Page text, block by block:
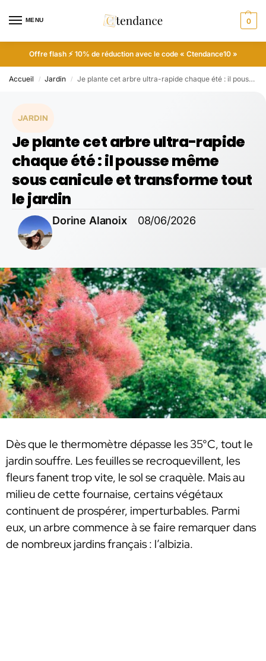
MENU 0
Offre flash ⚡ 10% de réduction avec le code « Ctendance10 »
Accueil / Jardin / Je plante cet arbre ultra-rapide chaque été : il pousse même sous canicule et transforme tout le jardin
JARDIN
Je plante cet arbre ultra-rapide
chaque été : il pousse même
sous canicule et transforme tout
le jardin
Dorine Alanoix 08/06/2026
Dès que le thermomètre dépasse les 35°C, tout le
jardin souffre. Les feuilles se recroquevillent, les
fleurs fanent trop vite, le sol se craquèle. Mais au
milieu de cette fournaise, certains végétaux
continuent de prospérer, imperturbables. Parmi
eux, un arbre commence à se faire remarquer dans
de nombreux jardins français : l’albizia.